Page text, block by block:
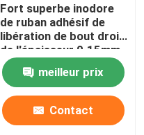
Fort superbe inodore
de ruban adhésif de
libération de bout droit
de l'épaisseur 0.15mm
meilleur prix
Contact